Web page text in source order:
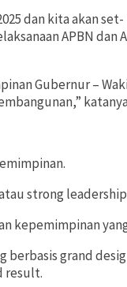
dan kita akan
APBN dan
Gubernur –
strong
kepemimpinan
grand
result.